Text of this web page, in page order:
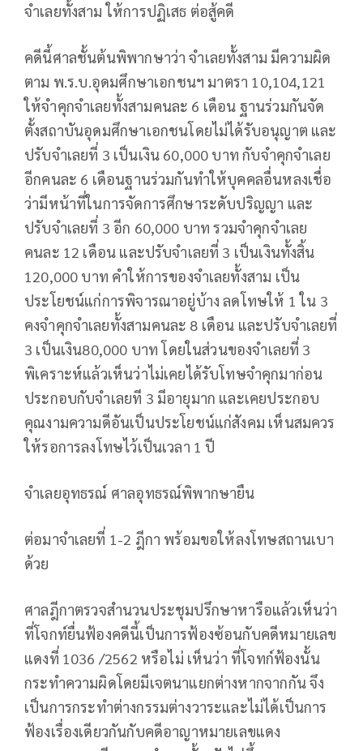
จำเลยทั้งสาม ให้การปฏิเสธ ต่อสู้คดี
คดีนี้ศาลชั้นต้นพิพากษาว่า จำเลยทั้งสาม มีความผิด
ตาม พ.ร.บ.อุดมศึกษาเอกชนฯ มาตรา 10,104,121
ให้จำคุกจำเลยทั้งสามคนละ 6 เดือน ฐานร่วมกันจัด
ตั้งสถาบันอุดมศึกษาเอกชนโดยไม่ได้รับอนุญาต และ
ปรับจำเลยที่ 3 เป็นเงิน 60,000 บาท กับจำคุกจำเลย
อีกคนละ 6 เดือนฐานร่วมกันทำให้บุคคลอื่นหลงเชื่อ
ว่ามีหน้าที่ในการจัดการศึกษาระดับปริญญา และ
ปรับจำเลยที่ 3 อีก 60,000 บาท รวมจำคุกจำเลย
คนละ 12 เดือน และปรับจำเลยที่ 3 เป็นเงินทั้งสิ้น
120,000 บาท คำให้การของจำเลยทั้งสาม เป็น
ประโยชน์แก่การพิจารณาอยู่บ้าง ลดโทษให้ 1 ใน 3
คงจำคุกจำเลยทั้งสามคนละ 8 เดือน และปรับจำเลยที่
3 เป็นเงิน80,000 บาท โดยในส่วนของจำเลยที่ 3
พิเคราะห์แล้วเห็นว่าไม่เคยได้รับโทษจำคุกมาก่อน
ประกอบกับจำเลยที 3 มีอายุมาก และเคยประกอบ
คุณงามความดีอันเป็นประโยชน์แก่สังคม เห็นสมควร
ให้รอการลงโทษไว้เป็นเวลา 1 ปี
จำเลยอุทธรณ์ ศาลอุทธรณ์พิพากษายืน
ต่อมาจำเลยที่ 1-2 ฎีกา พร้อมขอให้ลงโทษสถานเบา
ด้วย
ศาลฎีกาตรวจสำนวนประชุมปรึกษาหารือแล้วเห็นว่า
ที่โจกท์ยื่นฟ้องคดีนี้เป็นการฟ้องซ้อนกับคดีหมายเลข
แดงที่ 1036 /2562 หรือไม่ เห็นว่า ที่โจทก์ฟ้องนั้น
กระทำความผิดโดยมีเจตนาแยกต่างหากจากกัน จึง
เป็นการกระทำต่างกรรมต่างวาระและไม่ได้เป็นการ
ฟ้องเรื่องเดียวกันกับคดีอาญาหมายเลขแดง